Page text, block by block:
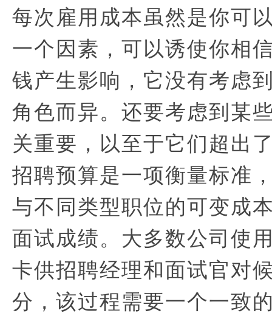
每次雇用成本虽然是你可
一个因素，可以诱使你相
钱产生影响，它没有考虑
角色而异。还要考虑到某
关重要，以至于它们超出
招聘预算是一项衡量标准
与不同类型职位的可变成
面试成绩。大多数公司使
卡供招聘经理和面试官对
分，该过程需要一个一致